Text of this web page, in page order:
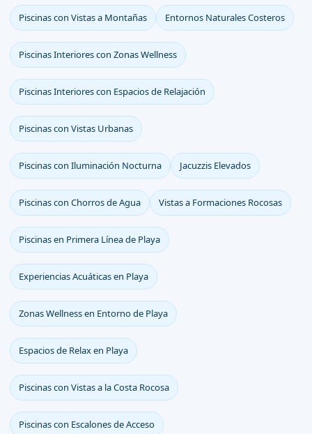
Piscinas con Vistas a Montañas Entornos Naturales Costeros
Piscinas Interiores con Zonas Wellness
Piscinas Interiores con Espacios de Relajación
Piscinas con Vistas Urbanas
Piscinas con Iluminación Nocturna Jacuzzis Elevados
Piscinas con Chorros de Agua Vistas a Formaciones Rocosas
Piscinas en Primera Línea de Playa
Experiencias Acuáticas en Playa
Zonas Wellness en Entorno de Playa
Espacios de Relax en Playa
Piscinas con Vistas a la Costa Rocosa
Piscinas con Escalones de Acceso